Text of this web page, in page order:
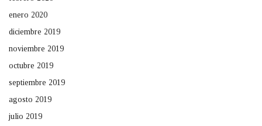
enero 2020
diciembre 2019
noviembre 2019
octubre 2019
septiembre 2019
agosto 2019
julio 2019